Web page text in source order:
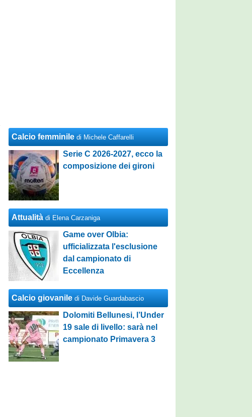
Calcio femminile di Michele Caffarelli
Serie C 2026-2027, ecco la
composizione dei gironi
Attualità di Elena Carzaniga
Game over Olbia:
ufficializzata l'esclusione
dal campionato di
Eccellenza
Calcio giovanile di Davide Guardabascio
Dolomiti Bellunesi, l’Under
19 sale di livello: sarà nel
campionato Primavera 3